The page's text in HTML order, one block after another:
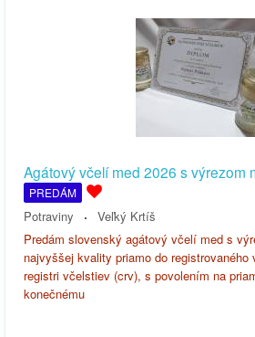
Agátový včelí med 2026 s výrezom
PREDÁM
Potraviny
Veľký Krtíš
Predám slovenský agátový včelí med s
najvyššej kvality priamo do registrovaného
registri včelstiev (crv), s povolením na
konečnému